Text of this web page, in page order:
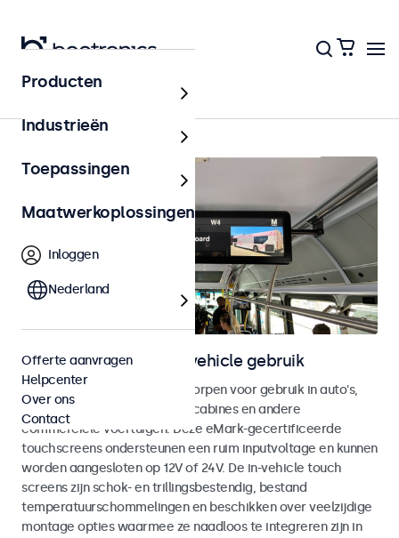
Home
Touchscreens voor in-vehicle gebruik
Touchscreen monitoren ontworpen voor gebruik in auto's,
vrachtwagens, bussen, kraancabines en andere
commerciele voertuigen. Deze eMark-gecertificeerde
touchscreens ondersteunen een ruim inputvoltage en kunnen
worden aangesloten op 12V of 24V. De in-vehicle touch
screens zijn schok- en trillingsbestendig, bestand
temperatuurschommelingen en beschikken over veelzijdige
montage opties waarmee ze naadloos te integreren zijn in
Producten
Industrieën
Toepassingen
Maatwerkoplossingen
Inloggen
Nederland
Offerte aanvragen
Helpcenter
Over ons
Contact